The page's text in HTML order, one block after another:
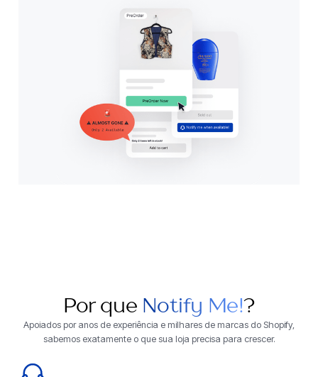
Por que Notify Me!?
Apoiados por anos de experiência e milhares de marcas do Shopify,
sabemos exatamente o que sua loja precisa para crescer.